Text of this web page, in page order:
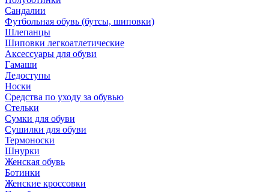
Сандалии
Футбольная обувь (бутсы, шиповки)
Шлепанцы
Шиповки легкоатлетические
Аксессуары для обуви
Гамаши
Ледоступы
Носки
Средства по уходу за обувью
Стельки
Сумки для обуви
Сушилки для обуви
Термоноски
Шнурки
Женская обувь
Ботинки
Женские кроссовки